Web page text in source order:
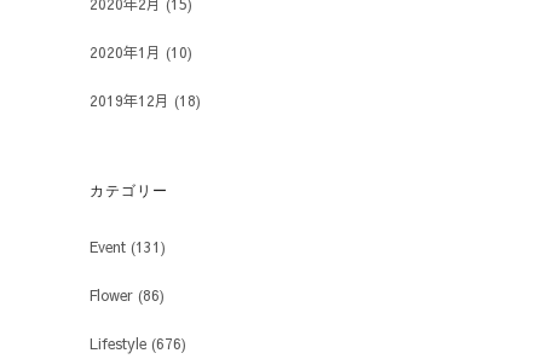
2020年1月 (10)
2019年12月 (18)
カテゴリー
Event (131)
Flower (86)
Lifestyle (676)